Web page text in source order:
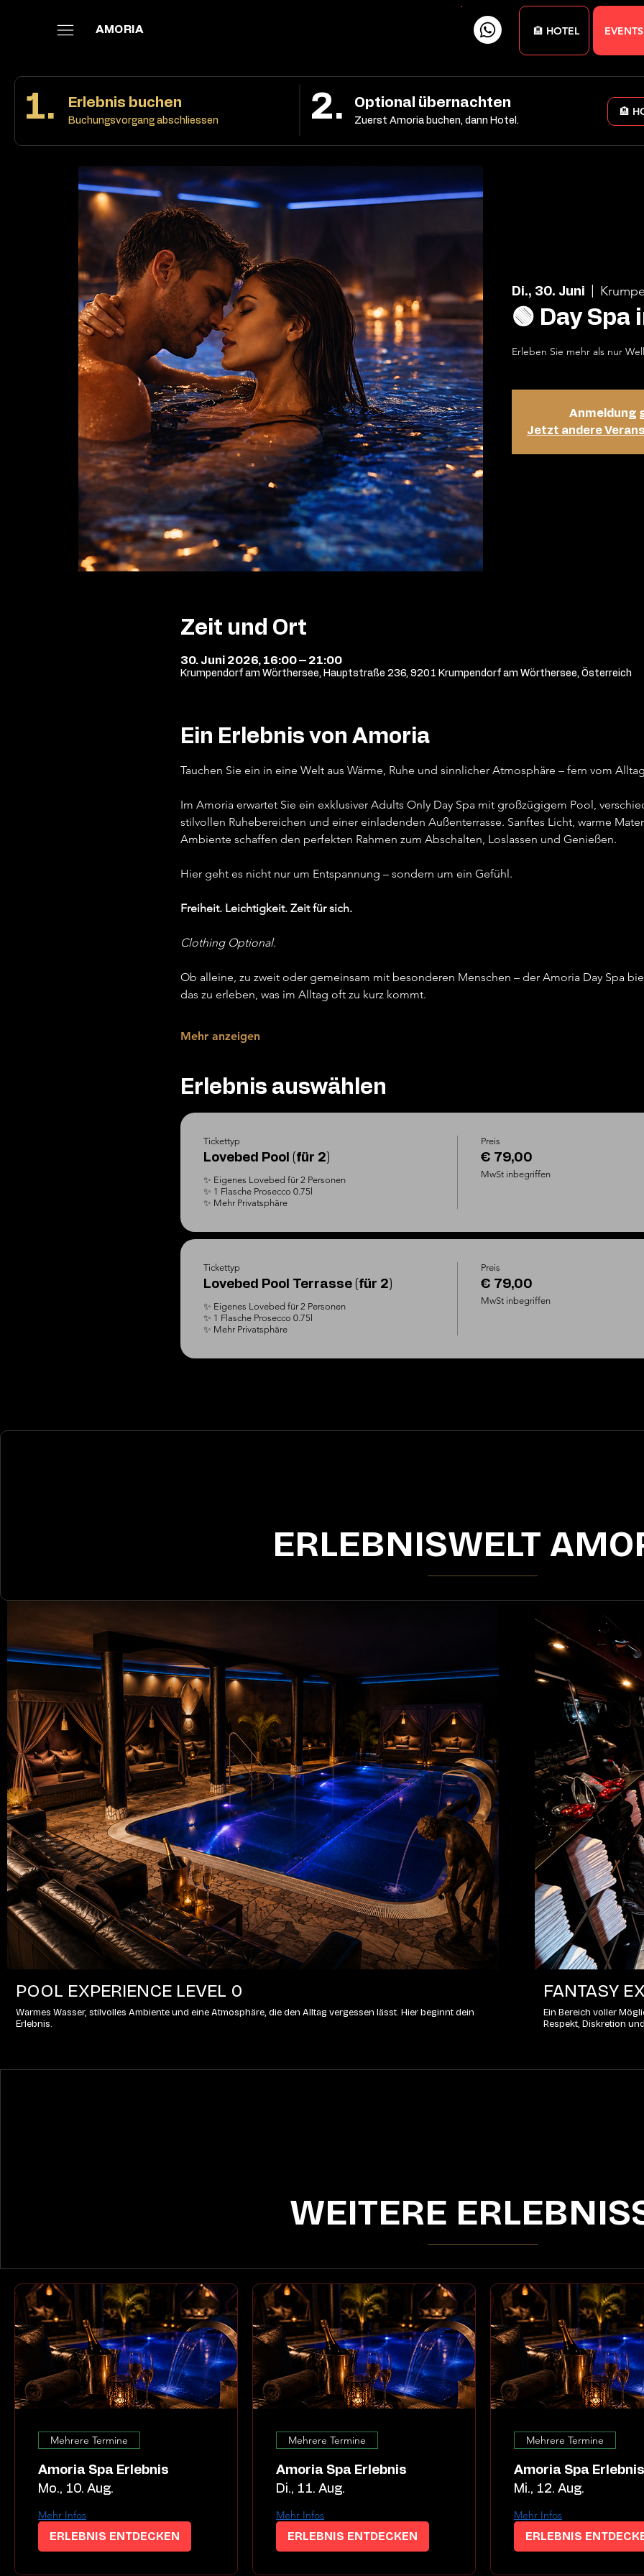
🏨 HOTEL
AMORIA
1. Erlebnis buchen
Buchungsvorgang abschliessen 2. Optional übernachten
Zuerst Amoria buchen, dann Hotel.
🏨
Di., 30. Juni
🟢 Day Spa
Erleben Sie mehr als nur
Anmeldung
Jetzt andere
Zeit und Ort
30. Juni 2026, 16:00 – 21:00
Krumpendorf am Wörthersee, Hauptstraße 236, 9201 Krumpendorf am Wörthersee, Österreich
Ein Erlebnis von Amoria
Tauchen Sie ein in eine Welt aus Wärme, Ruhe und sinnlicher Atmosphäre – fern vom
Im Amoria erwartet Sie ein exklusiver Adults Only Day Spa mit großzügigem Pool,
stilvollen Ruhebereichen und einer einladenden Außenterrasse. Sanftes Licht, warme
Ambiente schaffen den perfekten Rahmen zum Abschalten, Loslassen und Genießen.
Hier geht es nicht nur um Entspannung – sondern um ein Gefühl.
Freiheit. Leichtigkeit. Zeit für sich.
Clothing Optional.
Ob alleine, zu zweit oder gemeinsam mit besonderen Menschen – der Amoria Day Spa
das zu erleben, was im Alltag oft zu kurz kommt.
Mehr anzeigen
Erlebnis auswählen
Tickettyp
Lovebed Pool (für 2)
✨ Eigenes Lovebed für 2 Personen
✨ 1 Flasche Prosecco 0.75l
✨ Mehr Privatsphäre
Preis
€ 79,00
MwSt inbegriffen
Tickettyp
Lovebed Pool Terrasse (für 2)
✨ Eigenes Lovebed für 2 Personen
✨ 1 Flasche Prosecco 0.75l
✨ Mehr Privatsphäre
Preis
€ 79,00
MwSt inbegriffen
ERLEBNISWELT
WEITERE
POOL EXPERIENCE LEVEL 0
Warmes Wasser, stilvolles Ambiente und eine Atmosphäre, die den Alltag vergessen lässt. Hier beginnt dein
Erlebnis.
FANTASY
Ein Bereich voller
Respekt, Diskretion
Mehrere Termine
Amoria Spa Erlebnis
Mo., 10. Aug.
Mehr Infos
ERLEBNIS ENTDECKEN
Mehrere Termine
Amoria Spa Erlebnis
Di., 11. Aug.
Mehr Infos
ERLEBNIS ENTDECKEN
Mehrere Termine
Amoria Spa Erlebnis
Mi., 12. Aug.
Mehr Infos
ERLEBNIS